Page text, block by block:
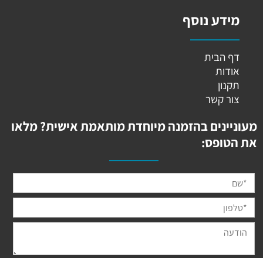
מידע נוסף
דף הבית
אודות
תקנון
צור קשר
מעוניינים בהזמנה מיוחדת מותאמת אישית? מלאו
את הטופס: